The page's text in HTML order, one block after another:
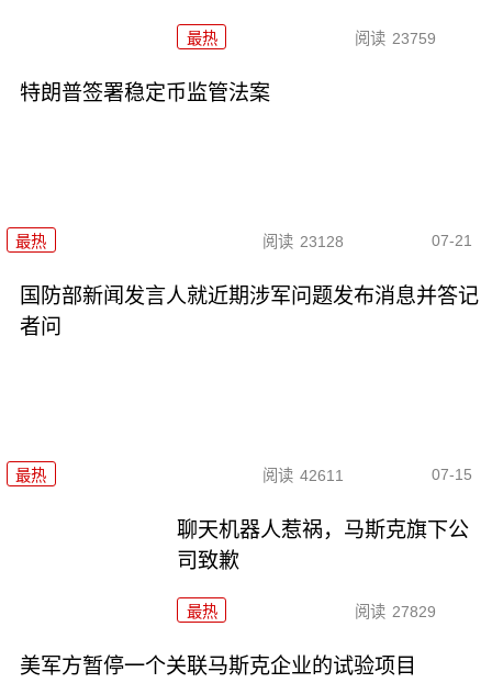
最热 阅读 23759
特朗普签署稳定币监管法案
最热 阅读 23128 07-21
国防部新闻发言人就近期涉军问题发布消息并答记
者问
最热 阅读 42611 07-15
聊天机器人惹祸，马斯克旗下公
司致歉
最热 阅读 27829
美军方暂停一个关联马斯克企业的试验项目